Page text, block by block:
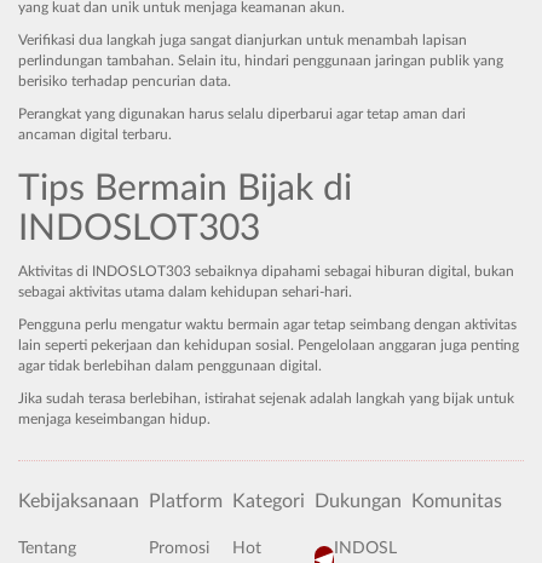
yang kuat dan unik untuk menjaga keamanan akun.
Verifikasi dua langkah juga sangat dianjurkan untuk menambah lapisan
perlindungan tambahan. Selain itu, hindari penggunaan jaringan publik yang
berisiko terhadap pencurian data.
Perangkat yang digunakan harus selalu diperbarui agar tetap aman dari
ancaman digital terbaru.
Tips Bermain Bijak di
INDOSLOT303
Aktivitas di INDOSLOT303 sebaiknya dipahami sebagai hiburan digital, bukan
sebagai aktivitas utama dalam kehidupan sehari-hari.
Pengguna perlu mengatur waktu bermain agar tetap seimbang dengan aktivitas
lain seperti pekerjaan dan kehidupan sosial. Pengelolaan anggaran juga penting
agar tidak berlebihan dalam penggunaan digital.
Jika sudah terasa berlebihan, istirahat sejenak adalah langkah yang bijak untuk
menjaga keseimbangan hidup.
Kebijaksanaan
Tentang
Platform
Promosi
Kategori
Hot
Dukungan
INDOSL
Komunitas